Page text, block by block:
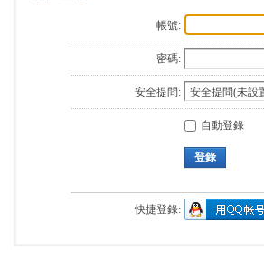
帳號:
密碼:
安全提問:
自動登錄
登錄
快捷登錄: